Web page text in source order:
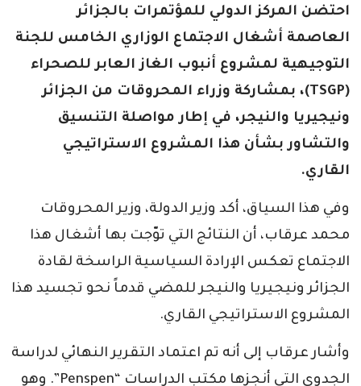
احتضن المركز الدولي للمؤتمرات بالجزائر
العاصمة أشغال الاجتماع الوزاري الخامس للجنة
التوجيهية لمشروع أنبوب الغاز العابر للصحراء
(TSGP)، بمشاركة وزراء المحروقات من الجزائر
ونيجيريا والنيجر، في إطار مواصلة التنسيق
والتشاور بشأن هذا المشروع الاستراتيجي
القاري.
وفي هذا السياق، أكد وزير الدولة، وزير المحروقات
محمد عرقاب، أن النتائج التي توّجت بها أشغال هذا
الاجتماع تعكس الإرادة السياسية الراسخة لقادة
الجزائر ونيجيريا والنيجر للمضي قدماً نحو تجسيد هذا
المشروع الاستراتيجي القاري.
وأشار عرقاب إلى أنه تم اعتماد التقرير النهائي لدراسة
الجدوى التي أنجزها مكتب الدراسات “Penspen”. وهو